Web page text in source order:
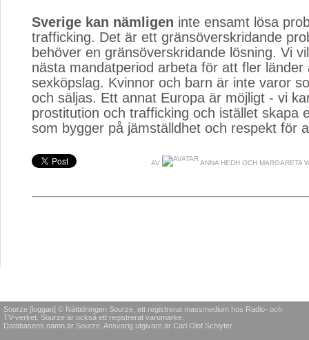
Sverige kan nämligen inte ensamt lösa
trafficking. Det är ett gränsöverskridande
behöver en gränsöverskridande lösning. Vi
nästa mandatperiod arbeta för att fler länder
sexköpslag. Kvinnor och barn är inte varor
och säljas. Ett annat Europa är möjligt - vi
prostitution och trafficking och istället skapa
som bygger på jämställdhet och respekt för
AV ANNA HEDH OCH MARGARETA
Sourze [loggan] © Nättidningen Sourze, ett registrerat massmedium hos Radio- och
TV-verket. Sourze är också ett registrerat varumärke.
Databasens namn är Sourze. Ansvarig utgivare är Carl Olof Schlyter.